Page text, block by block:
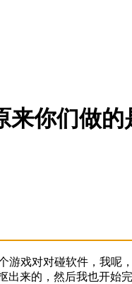
来你们做的
戏对对碰软件，我呢
来的，然后我也开始